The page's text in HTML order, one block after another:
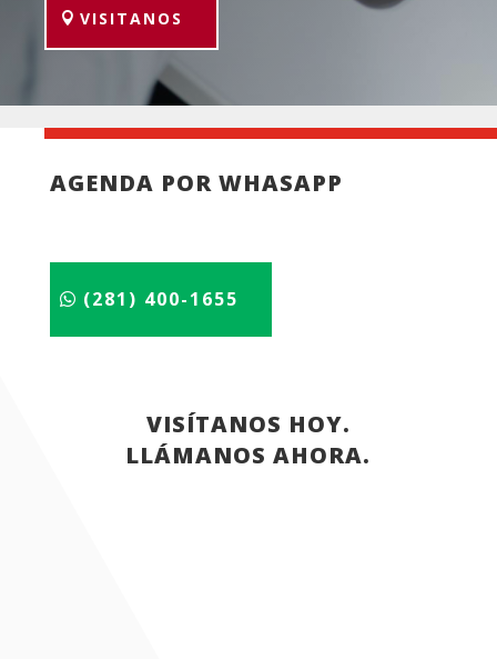
VISITANOS
AGENDA POR WHASAPP
(281) 400-1655
VISÍTANOS HOY.
LLÁMANOS AHORA.